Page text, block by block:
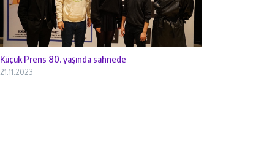
Küçük Prens 80. yaşında sahnede
21.11.2023